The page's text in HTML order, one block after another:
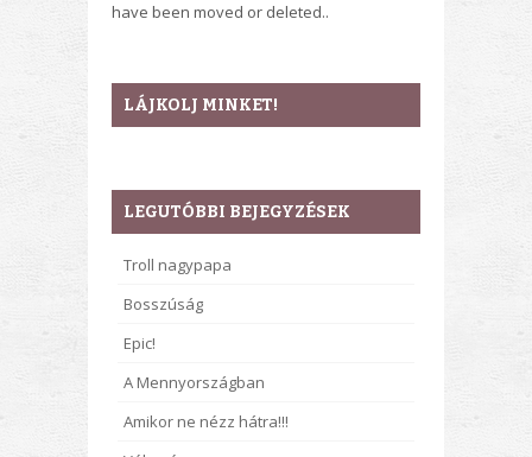
have been moved or deleted..
LÁJKOLJ MINKET!
LEGUTÓBBI BEJEGYZÉSEK
Troll nagypapa
Bosszúság
Epic!
A Mennyországban
Amikor ne nézz hátra!!!